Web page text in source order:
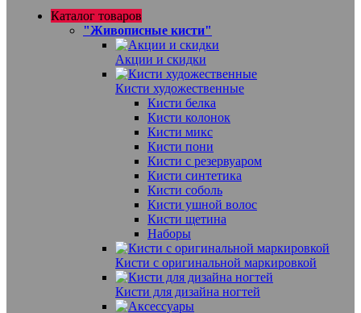
Каталог товаров
"Живописные кисти"
Акции и скидки
Кисти художественные
Кисти белка
Кисти колонок
Кисти микс
Кисти пони
Кисти с резервуаром
Кисти синтетика
Кисти соболь
Кисти ушной волос
Кисти щетина
Наборы
Кисти с оригинальной маркировкой
Кисти для дизайна ногтей